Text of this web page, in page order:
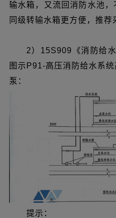
输水箱，又流回消防水池
同级转输水箱更方便，推荐
2）15S909《消防给
图示P91-高压消防给水系
泵：
提示：